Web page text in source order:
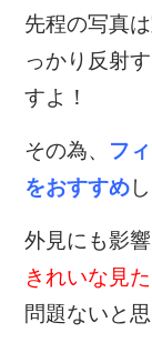
先程の写真
っかり反射
すよ！
その為、 フ
をおすすめ
外見にも影
きれいな見た
問題ないと思